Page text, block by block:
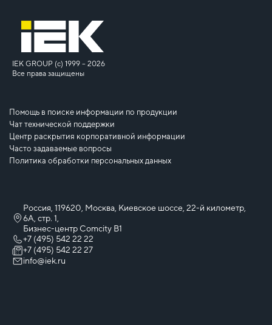
IEK GROUP (c) 1999 – 2026
Все права защищены
Помощь в поиске информации по продукции
Чат технической поддержки
Центр раскрытия корпоративной информации
Часто задаваемые вопросы
Политика обработки персональных данных
Россия, 119620, Москва, Киевское шоссе, 22-й километр,
6А, стр. 1,
Бизнес-центр Comcity B1
+7 (495) 542 22 22
+7 (495) 542 22 27
info@iek.ru